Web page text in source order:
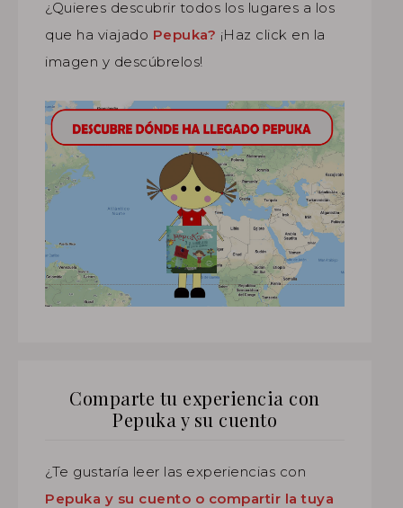
¿Quieres descubrir todos los lugares a los
que ha viajado Pepuka? ¡Haz click en la
imagen y descúbrelos!
Comparte tu experiencia con
Pepuka y su cuento
¿Te gustaría leer las experiencias con
Pepuka y su cuento o compartir la tuya